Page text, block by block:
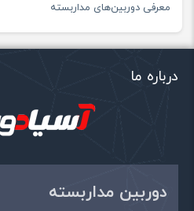
معرفی دوربین‌های مداربسته
درباره ما
دوربین مداربسته